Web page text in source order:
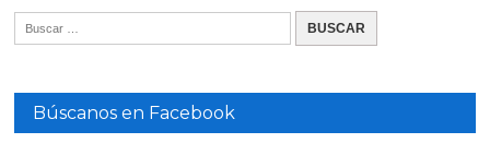
Búscanos en Facebook